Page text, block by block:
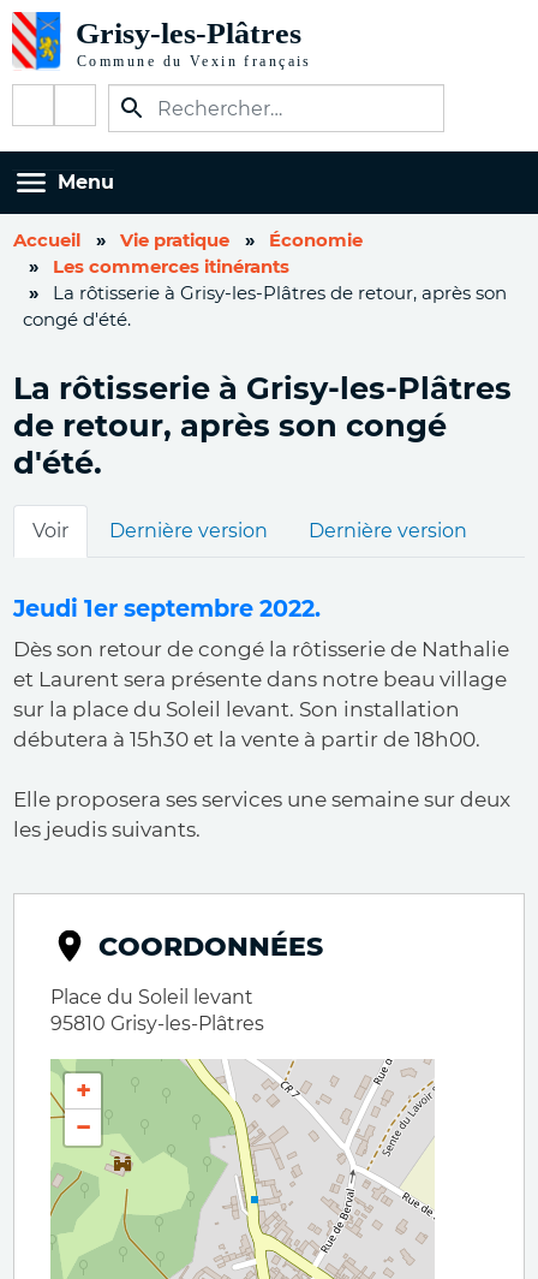
au
contenu
principal
sociaux
Menu
Accueil Vie pratique
Économie
Les commerces itinérants
La rôtisserie à Grisy-les-Plâtres de retour, après son
congé d'été.
La rôtisserie à Grisy-les-Plâtres
de retour, après son congé
d'été.
Onglets
Voir Dernière version Dernière version
Jeudi 1er septembre 2022.
Dès son retour de congé la rôtisserie de Nathalie
et Laurent sera présente dans notre beau village
sur la place du Soleil levant. Son installation
débutera à 15h30 et la vente à partir de 18h00.
Elle proposera ses services une semaine sur deux
les jeudis suivants.
COORDONNÉES
Place du Soleil levant
95810 Grisy-les-Plâtres
+
−